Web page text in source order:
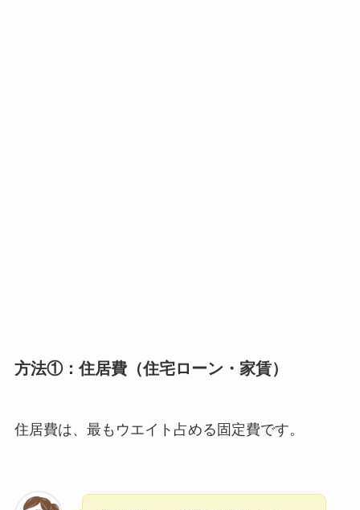
方法①：住居費（住宅ローン・家賃）
住居費は、最もウエイト占める固定費です。